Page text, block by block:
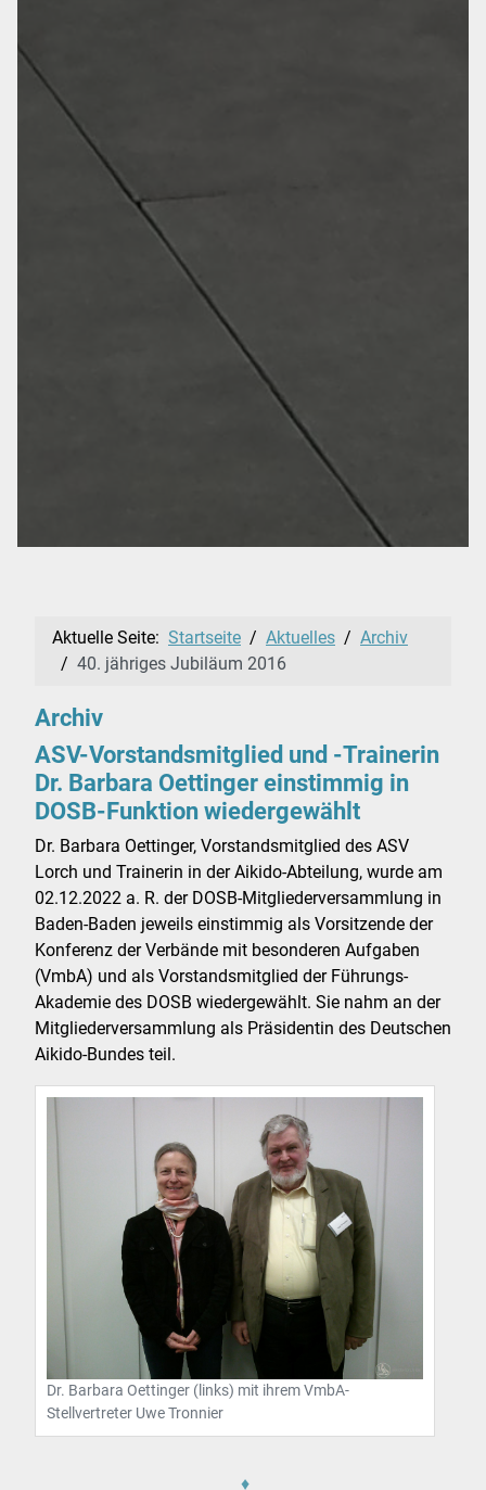
Aktuelle Seite: Startseite Aktuelles
Archiv
40. jähriges Jubiläum 2016
Archiv
ASV-Vorstandsmitglied und -Trainerin
Dr. Barbara Oettinger einstimmig in
DOSB-Funktion wiedergewählt
Dr. Barbara Oettinger, Vorstandsmitglied des ASV
Lorch und Trainerin in der Aikido-Abteilung, wurde am
02.12.2022 a. R. der DOSB-Mitgliederversammlung in
Baden-Baden jeweils einstimmig als Vorsitzende der
Konferenz der Verbände mit besonderen Aufgaben
(VmbA) und als Vorstandsmitglied der Führungs-
Akademie des DOSB wiedergewählt. Sie nahm an der
Mitgliederversammlung als Präsidentin des Deutschen
Aikido-Bundes teil.
Dr. Barbara Oettinger (links) mit ihrem VmbA-
Stellvertreter Uwe Tronnier
♦